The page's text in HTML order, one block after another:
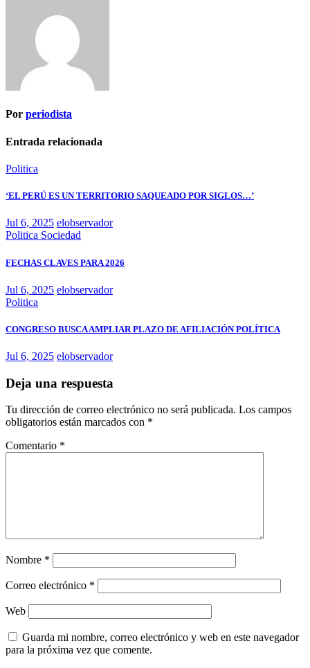
Por periodista
Entrada relacionada
Politica
‘EL PERÚ ES UN TERRITORIO SAQUEADO POR SIGLOS…’
Jul 6, 2025 elobservador
Politica Sociedad
FECHAS CLAVES PARA 2026
Jul 6, 2025 elobservador
Politica
CONGRESO BUSCA AMPLIAR PLAZO DE AFILIACIÓN POLÍTICA
Jul 6, 2025 elobservador
Deja una respuesta
Tu dirección de correo electrónico no será publicada. Los campos
obligatorios están marcados con *
Comentario *
Nombre *
Correo electrónico *
Web
Guarda mi nombre, correo electrónico y web en este navegador
para la próxima vez que comente.